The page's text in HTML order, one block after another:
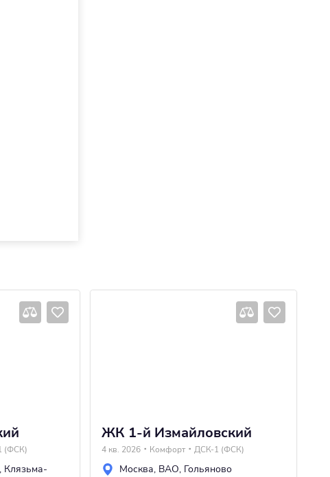
(ФСК)
, Клязьма-
ЖК 1-й Измайловский
4 кв. 2026 Комфорт ДСК-1 (ФСК)
Москва, ВАО, Гольяново